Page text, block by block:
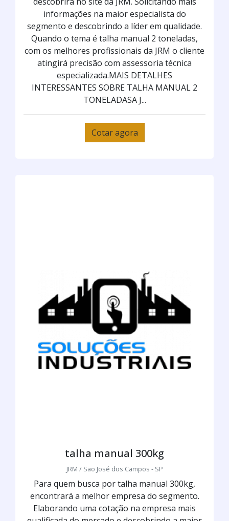
informações na maior especialista do
segmento e descobrindo a líder em qualidade.
Quando o tema é talha manual 2 toneladas,
com os melhores profissionais da JRM o cliente
atingirá precisão com assessoria técnica
especializada.MAIS DETALHES
INTERESSANTES SOBRE TALHA MANUAL 2
TONELADASA J...
Cotar agora
talha manual 300kg
JRM / São José dos Campos - SP
Para quem busca por talha manual 300kg,
encontrará a melhor empresa do segmento.
Elaborando uma cotação na empresa mais